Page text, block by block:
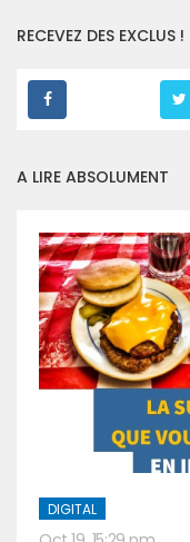
RECEVEZ DES EXCLUS !
A LIRE ABSOLUMENT
DIGITAL